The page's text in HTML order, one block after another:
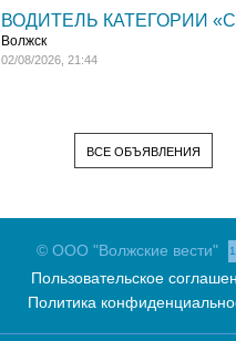
ВОДИТЕЛЬ КАТЕГОРИИ
Волжск
02/08/2026, 21:44
ВСЕ ОБЪЯВЛЕНИЯ
© ООО "Волжские вести"
Пользовательское
Политика